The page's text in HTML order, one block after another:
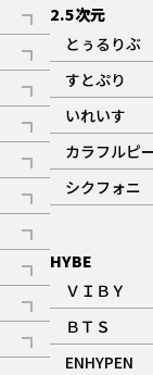
2.5次元
とぅるりぶ
記事
すとぷり
記事
ギャラリ
いれいす
記事
ギャラリ
カラフルピ
記事
シクフォニ
記事
HYBE
ＶＩＢＹ
記事
ＢＴＳ
記事
ENHYPEN